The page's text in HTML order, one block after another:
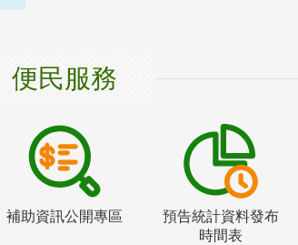
便民服務
補助資訊公開專區
預告統計資料發布
時間表